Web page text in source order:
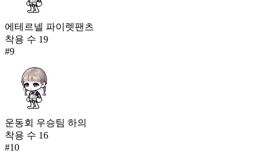
에테르넬 파이렛팬츠
착용 수 19
#9
운동회 우승팀 하의
착용 수 16
#10